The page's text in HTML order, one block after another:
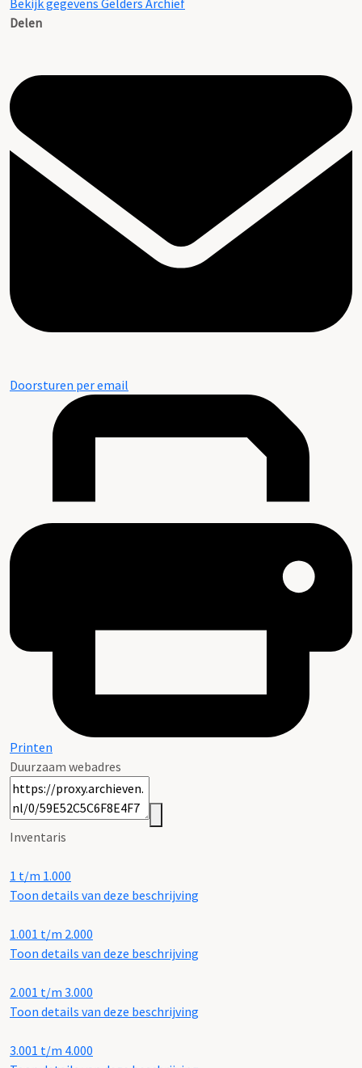
Bekijk gegevens Gelders Archief
Delen
Doorsturen per email
Printen
Duurzaam webadres
Inventaris
1 t/m 1.000
Toon details van deze beschrijving
1.001 t/m 2.000
Toon details van deze beschrijving
2.001 t/m 3.000
Toon details van deze beschrijving
3.001 t/m 4.000